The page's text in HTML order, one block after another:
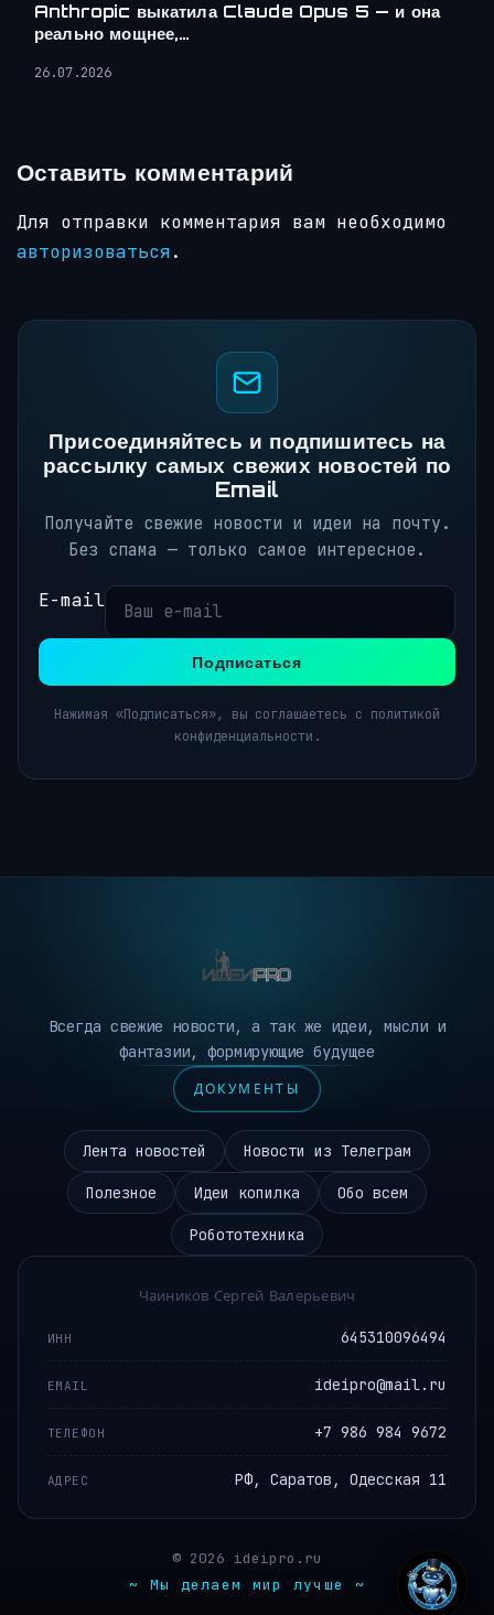
Anthropic выкатила Claude Opus 5 — и она
реально мощнее,…
26.07.2026
Оставить комментарий
Для отправки комментария вам необходимо
авторизоваться.
Присоединяйтесь и подпишитесь на
рассылку самых свежих новостей по
Email
Получайте свежие новости и идеи на почту.
Без спама — только самое интересное.
E-mail
Подписаться
Нажимая «Подписаться», вы соглашаетесь с политикой
конфиденциальности.
Всегда свежие новости, а так же идеи, мысли и
фантазии, формирующие будущее
ДОКУМЕНТЫ
Лента новостей Новости из Телеграм
Полезное Идеи копилка Обо всем
Робототехника
Чаиников Сергей Валерьевич
ИНН 645310096494
EMAIL ideipro@mail.ru
ТЕЛЕФОН +7 986 984 9672
АДРЕС РФ, Саратов, Одесская 11
© 2026 ideipro.ru
~ Мы делаем мир лучше ~